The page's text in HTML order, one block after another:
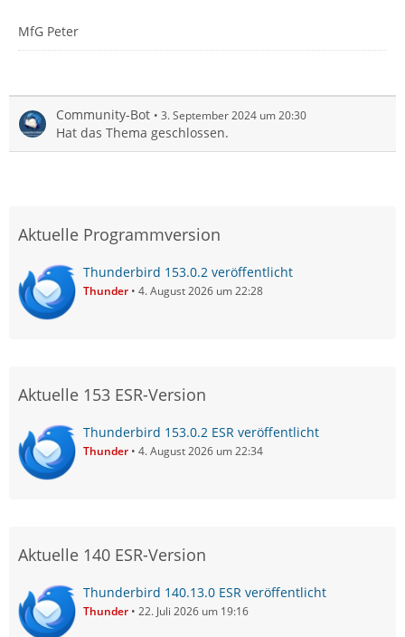
MfG Peter
Community-Bot 3. September 2024 um 20:30
Hat das Thema geschlossen.
Aktuelle Programmversion
Thunderbird 153.0.2 veröffentlicht
Thunder 4. August 2026 um 22:28
Aktuelle 153 ESR-Version
Thunderbird 153.0.2 ESR veröffentlicht
Thunder 4. August 2026 um 22:34
Aktuelle 140 ESR-Version
Thunderbird 140.13.0 ESR veröffentlicht
Thunder 22. Juli 2026 um 19:16